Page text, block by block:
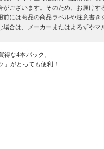
がございます。そのため、お届けす
前には商品の商品ラベルや注意書
合は、メーカーまたはよろずやマ
な4本パック。
」がとっても便利！